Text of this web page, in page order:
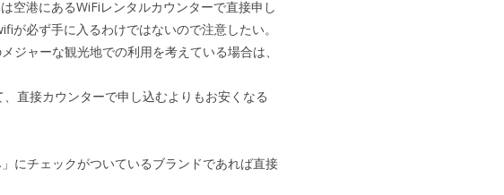
空港にあるWiFiレンタルカウンターで直接申し
必ず手に入るわけではないので注意したい。
ャーな観光地での利用を考えている場合は、
直接カウンターで申し込むよりもお安くなる
にチェックがついているブランドであれば直接